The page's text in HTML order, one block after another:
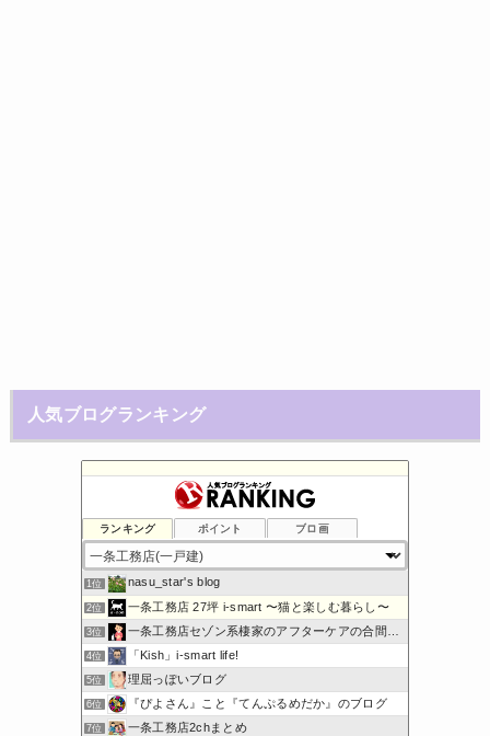
人気ブログランキング
ランキング ポイント ブロ画
1位 nasu_star's blog
2位 一条工務店 27坪 i-smart 〜猫と楽しむ暮らし〜
3位 一条工務店セゾン系棲家のアフターケアの合間に綴るブログ
4位 「Kish」i-smart life!
5位 理屈っぽいブログ
6位 『ぴよさん』こと『てんぷるめだか』のブログ
7位 一条工務店2chまとめ